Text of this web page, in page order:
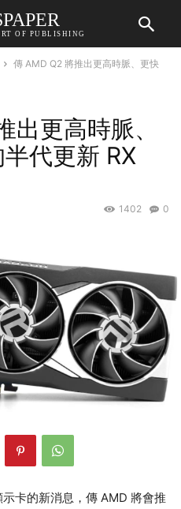
OF PUBLISHING
傳 AMD Q2 將推出更高時脈、更快
更高時脈、
代更新 RX
0
1402
卡的新消息，傳 AMD 將會推